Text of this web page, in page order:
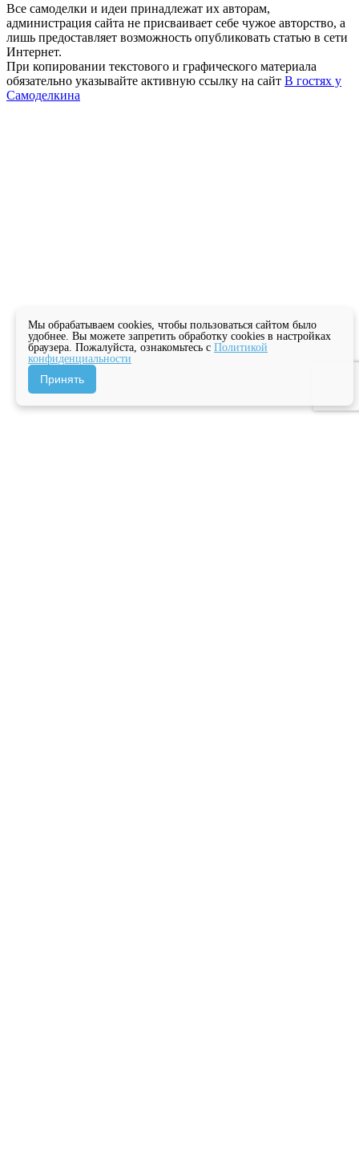
Все самоделки и идеи принадлежат их авторам,
администрация сайта не присваивает себе чужое авторство, а
лишь предоставляет возможность опубликовать статью в сети
Интернет.
При копировании текстового и графического материала
обязательно указывайте активную ссылку на сайт В гостях у
Самоделкина
Мы обрабатываем cookies, чтобы пользоваться сайтом было
удобнее. Вы можете запретить обработку cookies в настройках
браузера. Пожалуйста, ознакомьтесь с Политикой
конфиденциальности
Принять